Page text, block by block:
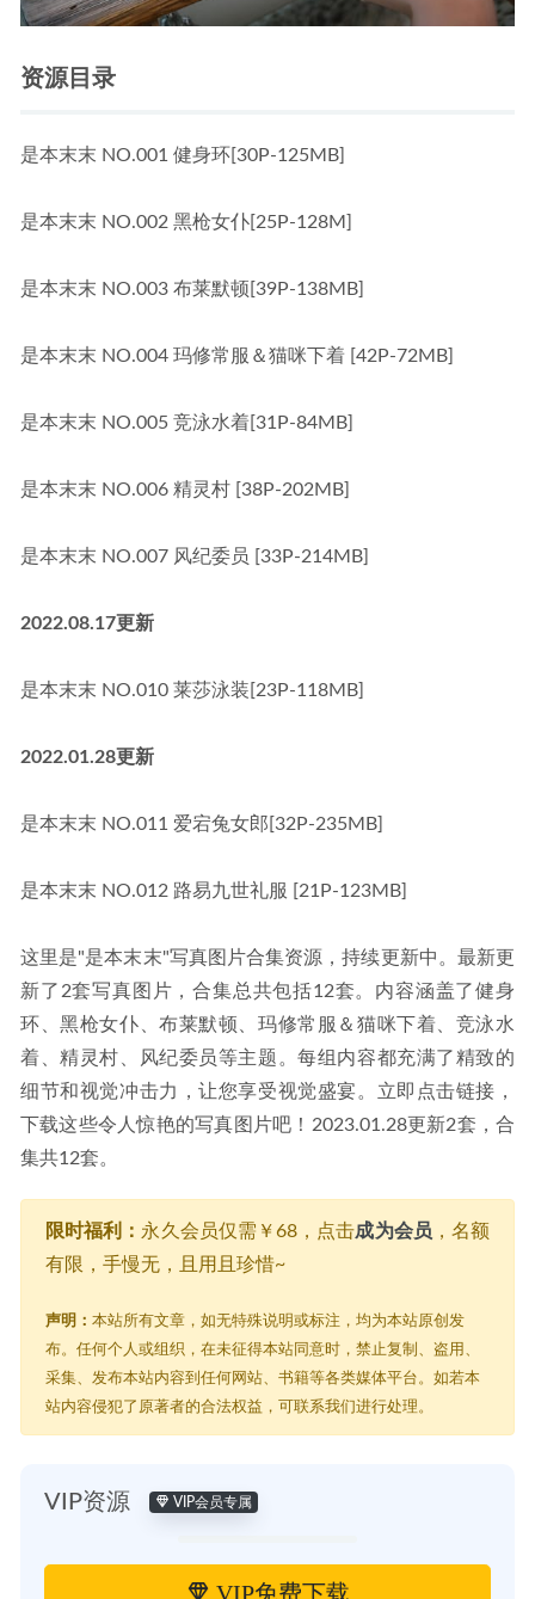
资源目录
是本末末 NO.001 健身环[30P-125MB]
是本末末 NO.002 黑枪女仆[25P-128M]
是本末末 NO.003 布莱默顿[39P-138MB]
是本末末 NO.004 玛修常服＆猫咪下着 [42P-72MB]
是本末末 NO.005 竞泳水着[31P-84MB]
是本末末 NO.006 精灵村 [38P-202MB]
是本末末 NO.007 风纪委员 [33P-214MB]
2022.08.17更新
是本末末 NO.010 莱莎泳装[23P-118MB]
2022.01.28更新
是本末末 NO.011 爱宕兔女郎[32P-235MB]
是本末末 NO.012 路易九世礼服 [21P-123MB]
这里是"是本末末"写真图片合集资源，持续更新中。最新更
新了2套写真图片，合集总共包括12套。内容涵盖了健身
环、黑枪女仆、布莱默顿、玛修常服＆猫咪下着、竞泳水
着、精灵村、风纪委员等主题。每组内容都充满了精致的
细节和视觉冲击力，让您享受视觉盛宴。立即点击链接，
下载这些令人惊艳的写真图片吧！2023.01.28更新2套，合
集共12套。
限时福利： 永久会员仅需￥68，点击成为会员 ，名额
有限，手慢无，且用且珍惜~
声明： 本站所有文章，如无特殊说明或标注，均为本站原创发
布。任何个人或组织，在未征得本站同意时，禁止复制、盗用、
采集、发布本站内容到任何网站、书籍等各类媒体平台。如若本
站内容侵犯了原著者的合法权益，可联系我们进行处理。
VIP资源 VIP会员专属
VIP免费下载